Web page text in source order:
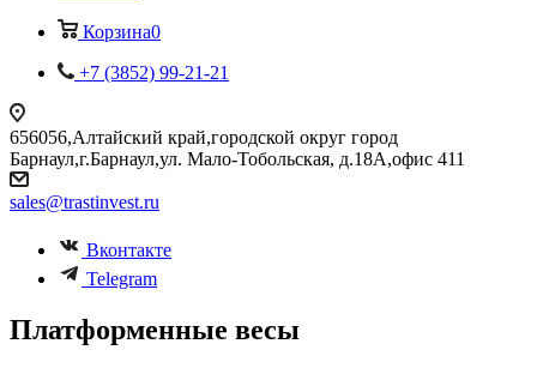
Корзина0
+7 (3852) 99-21-21
656056,Алтайский край,городской округ город
Барнаул,г.Барнаул,ул. Мало-Тобольская, д.18А,офис 411
sales@trastinvest.ru
Вконтакте
Telegram
Платформенные весы